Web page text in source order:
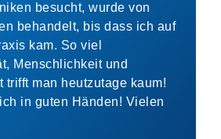
besucht, wurde von
behandelt, bis dass ich auf
kam. So viel
Menschlichkeit und
trifft man heutzutage kaum!
in guten Händen! Vielen